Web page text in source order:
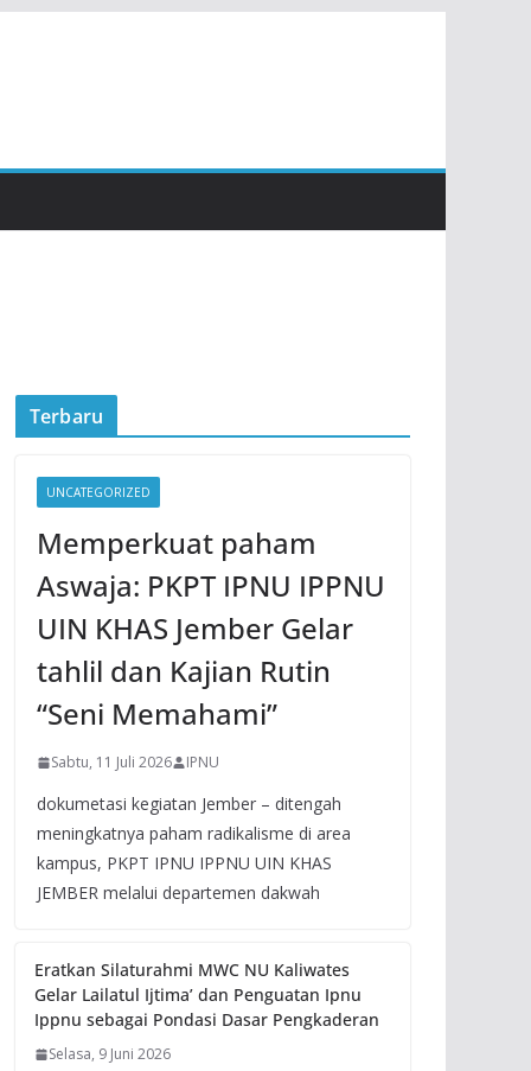
Terbaru
UNCATEGORIZED
Memperkuat paham
Aswaja: PKPT IPNU IPPNU
UIN KHAS Jember Gelar
tahlil dan Kajian Rutin
“Seni Memahami”
Sabtu, 11 Juli 2026 IPNU
dokumetasi kegiatan Jember – ditengah
meningkatnya paham radikalisme di area
kampus, PKPT IPNU IPPNU UIN KHAS
JEMBER melalui departemen dakwah
Eratkan Silaturahmi MWC NU Kaliwates
Gelar Lailatul Ijtima’ dan Penguatan Ipnu
Ippnu sebagai Pondasi Dasar Pengkaderan
Selasa, 9 Juni 2026